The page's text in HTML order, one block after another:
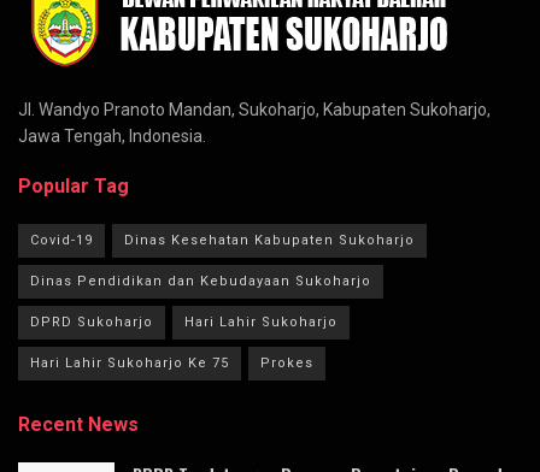
Jl. Wandyo Pranoto Mandan, Sukoharjo, Kabupaten Sukoharjo,
Jawa Tengah, Indonesia.
Popular Tag
Covid-19 Dinas Kesehatan Kabupaten Sukoharjo
Dinas Pendidikan dan Kebudayaan Sukoharjo
DPRD Sukoharjo Hari Lahir Sukoharjo
Hari Lahir Sukoharjo Ke 75 Prokes
Recent News